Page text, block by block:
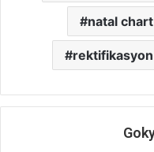
natal chart
rektifikasyon